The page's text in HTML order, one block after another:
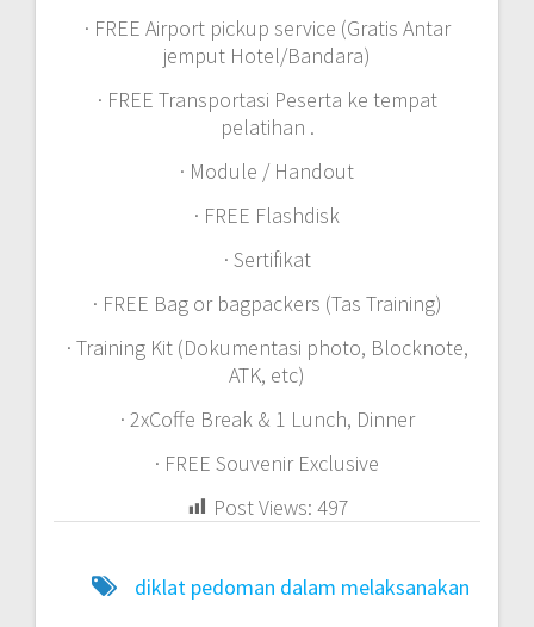
· FREE Airport pickup service (Gratis Antar
jemput Hotel/Bandara)
· FREE Transportasi Peserta ke tempat
pelatihan .
· Module / Handout
· FREE Flashdisk
· Sertifikat
· FREE Bag or bagpackers (Tas Training)
· Training Kit (Dokumentasi photo, Blocknote,
ATK, etc)
· 2xCoffe Break & 1 Lunch, Dinner
· FREE Souvenir Exclusive
Post Views: 497
diklat pedoman dalam melaksanakan